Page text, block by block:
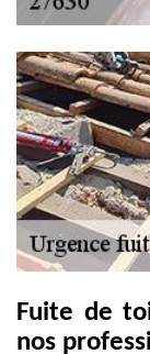
Fuite de
nos